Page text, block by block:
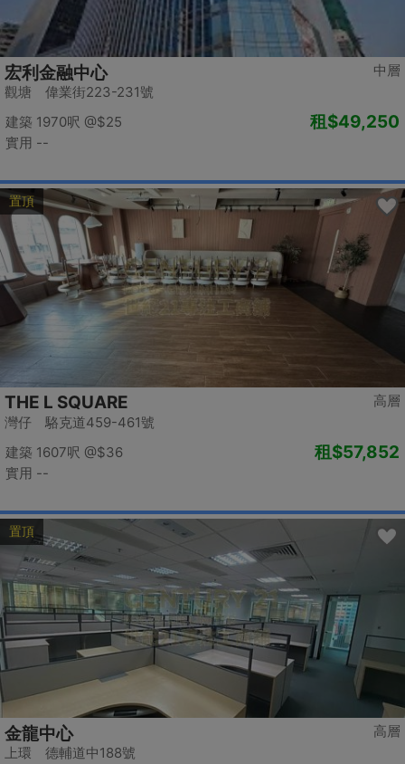
中層
宏利金融中心
觀塘 偉業街223-231號
建築 1970呎 @$25
實用 --
租$49,250
置頂
高層
THE L SQUARE
灣仔 駱克道459-461號
建築 1607呎 @$36
實用 --
租$57,852
置頂
高層
金龍中心
上環 德輔道中188號